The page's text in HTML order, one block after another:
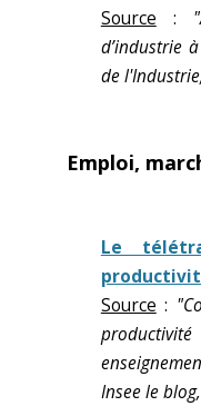
Source :
d’industrie
de
Emploi,
Le
Source :
Insee le